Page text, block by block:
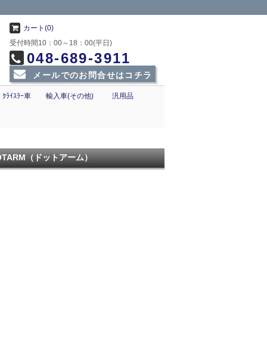
カート(0)
受付時間10：00～18：00(平日)
048-689-3911
メールでのお問合せはコチラ
ｸﾗｲｽﾗｰ車 輸入車(その他) 汎用品
（ドットアーム）